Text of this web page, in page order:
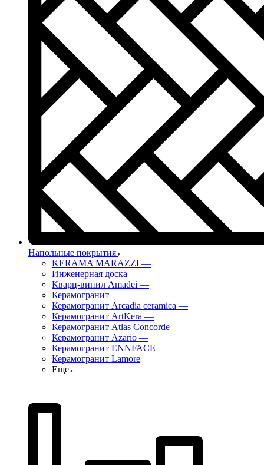
Напольные покрытия
KERAMA MARAZZI —
Инженерная доска —
Кварц-винил Amadei —
Керамогранит —
Керамогранит Arcadia ceramica —
Керамогранит ArtKera —
Керамогранит Atlas Concorde —
Керамогранит Azario —
Керамогранит ENNFACE —
Керамогранит Lamore
Еще